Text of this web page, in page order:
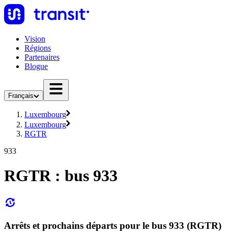
Vision
Régions
Partenaires
Blogue
Français
Luxembourg
Luxembourg
RGTR
933
RGTR : bus 933
Arrêts et prochains départs pour le bus 933 (RGTR)